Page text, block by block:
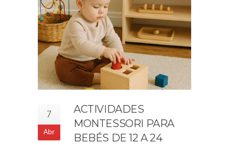
7
Abr
ACTIVIDADES
MONTESSORI PARA
BEBÉS DE 12 A 24